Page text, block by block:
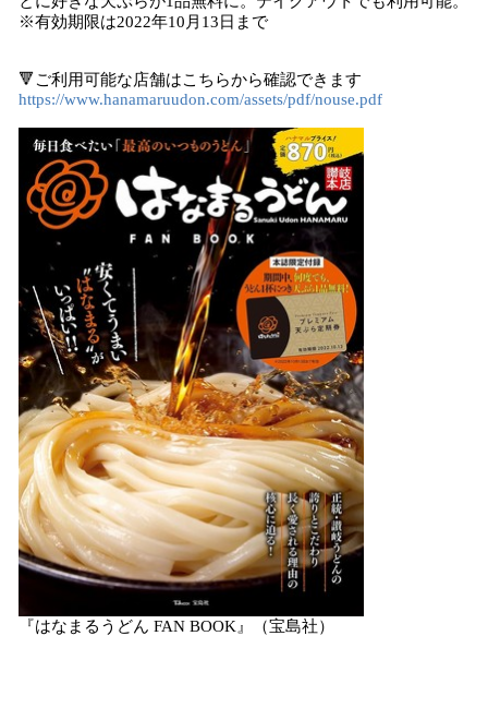
※有効期限は2022年10月13日まで
🔻ご利用可能な店舗はこちらから確認できます
https://www.hanamaruudon.com/assets/pdf/nouse.pdf
『はなまるうどん FAN BOOK』（宝島社）